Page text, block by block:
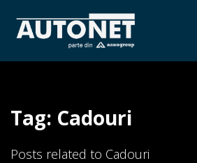
Tag: Cadouri
Posts related to Cadouri